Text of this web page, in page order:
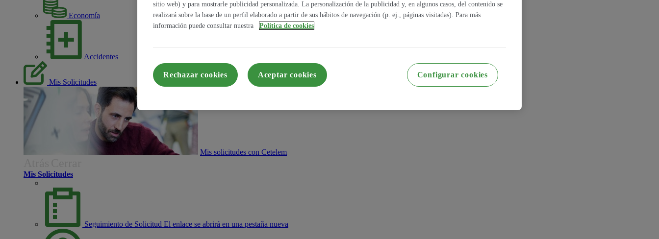
Economía
Accidentes
Mis Solicitudes
Mis solicitudes con Cetelem
Mis Solicitudes
Seguimiento de Solicitud El enlace se abrirá en una pestaña nueva
sitio web) y para mostrarle publicidad personalizada. La personalización de la publicidad y, en algunos casos, del contenido se
realizará sobre la base de un perfil elaborado a partir de sus hábitos de navegación (p. ej., páginas visitadas). Para más
información puede consultar nuestra
Política de cookies
Configurar cookies
Rechazar cookies Aceptar cookies